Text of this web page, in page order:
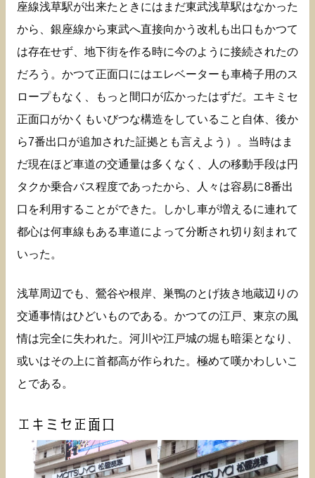
座線浅草駅が出来たときにはまだ東武浅草駅はなかった
から、銀座線から東武へ直接向かう改札も出口もかつて
は存在せず、地下街を作る時に今のように接続されたの
だろう。かつて正面口にはエレベーターも車椅子用のス
ロープもなく、もっと間口が広かったはずだ。エキミセ
正面口がかくもいびつな構造をしていること自体、後か
ら7番出口が追加された証拠とも言えよう）。当時はま
だ現在ほど車道の交通量は多くなく、人の移動手段は円
タクか乗合バス程度であったから、人々は容易に8番出
口を利用することができた。しかし車が増えるに連れて
都心は何車線もある車道によって分断され切り刻まれて
いった。
浅草周辺でも、鶯谷や根岸、巣鴨のとげ抜き地蔵辺りの
交通事情はひどいものである。かつての江戸、東京の風
情は完全に失われた。河川や江戸城の堀も暗渠となり、
或いはその上に首都高が作られた。極めて嘆かわしいこ
とである。
エキミセ正面口